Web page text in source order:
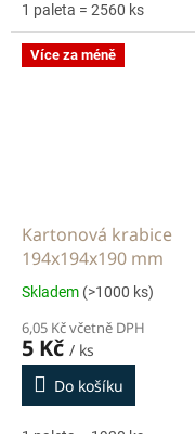
1 paleta = 2560 ks
Více za méně
Kartonová krabice
194x194x190 mm
Skladem (>1000 ks)
6,05 Kč včetně DPH
5 Kč / ks
Do košíku